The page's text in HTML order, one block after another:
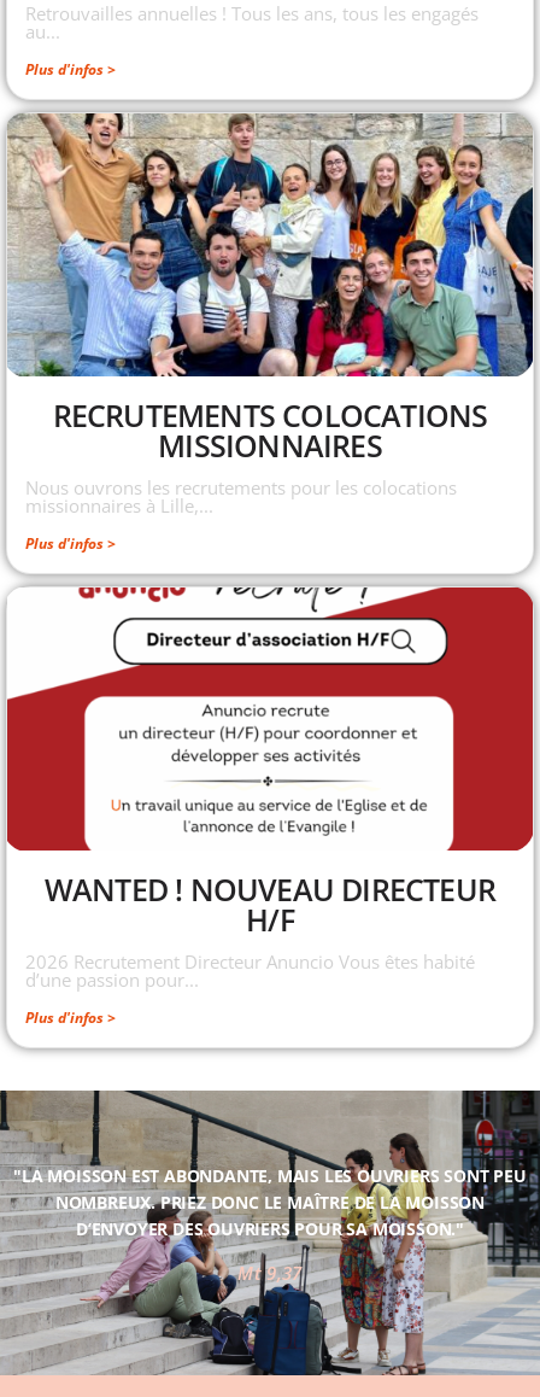
Retrouvailles annuelles ! Tous les ans, tous les engagés
au...
Plus d'infos >
RECRUTEMENTS COLOCATIONS
MISSIONNAIRES
Nous ouvrons les recrutements pour les colocations
missionnaires à Lille,...
Plus d'infos >
WANTED ! NOUVEAU DIRECTEUR
H/F
2026 Recrutement Directeur Anuncio Vous êtes habité
d’une passion pour...
Plus d'infos >
"LA MOISSON EST ABONDANTE, MAIS LES OUVRIERS SONT PEU
NOMBREUX. PRIEZ DONC LE MAÎTRE DE LA MOISSON
D’ENVOYER DES OUVRIERS POUR SA MOISSON."
Mt 9,37